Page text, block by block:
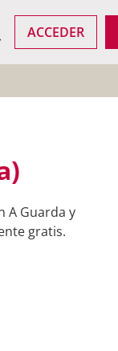
ACCEDER
A Guarda y
gratis.